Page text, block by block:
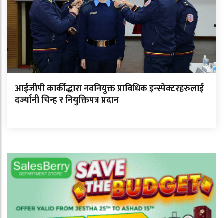
आईजीपी कार्कीद्धारा नवनियुक्त प्राविधिक इन्स्पेक्टरहरुलाई
दर्ज्यानी चिन्ह र नियुक्तिपत्र प्रदान